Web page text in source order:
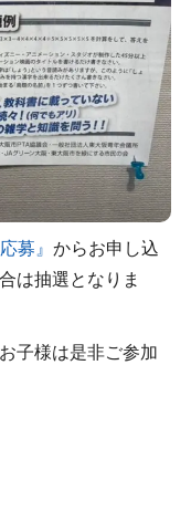
募』 からお申し込
は抽選となりま
子様は是非ご参加